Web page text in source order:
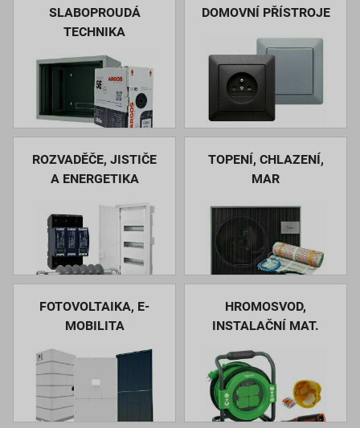
SLABOPROUDÁ
TECHNIKA
DOMOVNÍ PŘÍSTROJE
ROZVADĚČE, JISTIČE
A ENERGETIKA
TOPENÍ, CHLAZENÍ,
MAR
FOTOVOLTAIKA, E-
MOBILITA
HROMOSVOD,
INSTALAČNÍ MAT.